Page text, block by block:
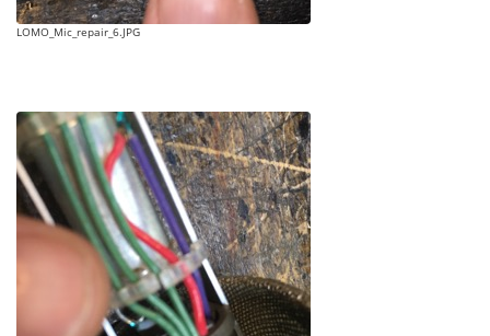
LOMO_Mic_repair_6.JPG